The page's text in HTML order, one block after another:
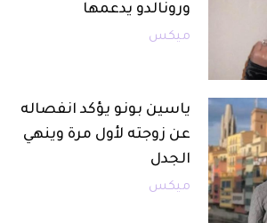
ورونالدو يدعمها
ميكس
ياسين بونو يؤكد انفصاله
عن زوجته لأول مرة وينهي
الجدل
ميكس